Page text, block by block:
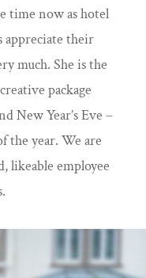
time now as hotel
appreciate their
much. She is the
package
New Year’s Eve –
the year. We are
likeable employee